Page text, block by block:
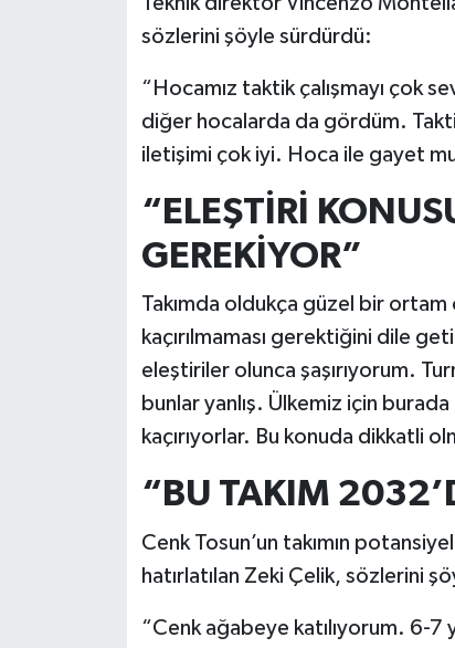
sözlerini şöyle sürdürdü:
“Hocamız taktik çalışmayı çok
diğer hocalarda da gördüm.
iletişimi çok iyi. Hoca ile gayet
“ELEŞTİRİ
GEREKİYOR”
Takımda oldukça güzel bir
kaçırılmaması gerektiğini dile
eleştiriler olunca şaşırıyorum.
bunlar yanlış. Ülkemiz için
kaçırıyorlar. Bu konuda dikkatli
“BU TAKIM
Cenk Tosun’un takımın
hatırlatılan Zeki Çelik, sözlerini
“Cenk ağabeye katılıyorum. 6-